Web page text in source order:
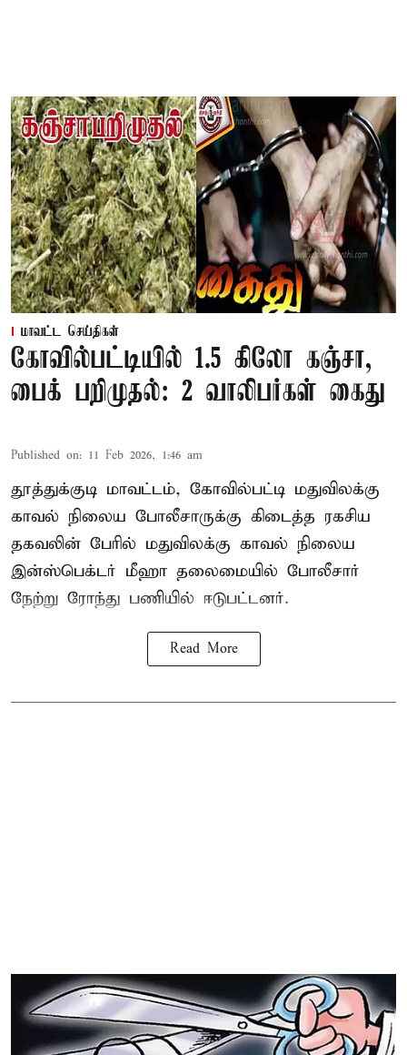
மாவட்ட செய்திகள்
கோவில்பட்டியில் 1.5 கிலோ கஞ்சா,
பைக் பறிமுதல்: 2 வாலிபர்கள் கைது
Published on: 11 Feb 2026, 1:46 am
தூத்துக்குடி மாவட்டம், கோவில்பட்டி மதுவிலக்கு
காவல் நிலைய போலீசாருக்கு கிடைத்த ரகசிய
தகவலின் பேரில் மதுவிலக்கு காவல் நிலைய
இன்ஸ்பெக்டர் மீஹா தலைமையில் போலீசார்
நேற்று ரோந்து பணியில் ஈடுபட்டனர்.
Read More